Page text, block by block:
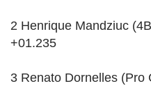
2 Henrique Mandziuc
+01.235
3 Renato Dornelles (Pro